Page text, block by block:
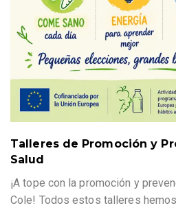
Talleres de Promoción y
Salud
¡A tope con la promoción y
Cole! Todos estos talleres